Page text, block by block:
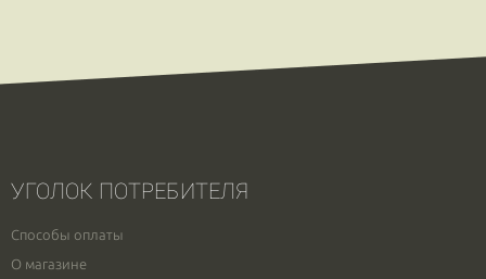
УГОЛОК ПОТРЕБИТЕЛЯ
Способы оплаты
О магазине